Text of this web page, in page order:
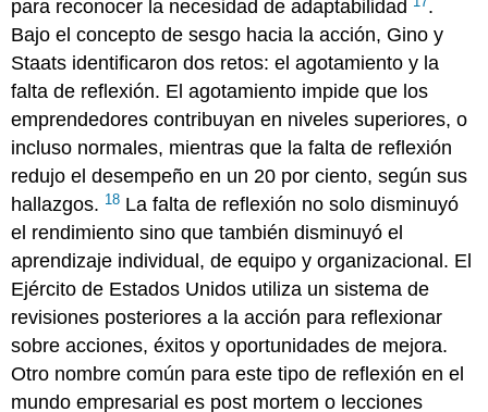
para reconocer la necesidad de adaptabilidad
.
Bajo el concepto de sesgo hacia la acción, Gino y
Staats identificaron dos retos: el agotamiento y la
falta de reflexión. El agotamiento impide que los
emprendedores contribuyan en niveles superiores, o
incluso normales, mientras que la falta de reflexión
redujo el desempeño en un 20 por ciento, según sus
hallazgos. 18 La falta de reflexión no solo disminuyó
el rendimiento sino que también disminuyó el
aprendizaje individual, de equipo y organizacional. El
Ejército de Estados Unidos utiliza un sistema de
revisiones posteriores a la acción para reflexionar
sobre acciones, éxitos y oportunidades de mejora.
Otro nombre común para este tipo de reflexión en el
mundo empresarial es post mortem o lecciones